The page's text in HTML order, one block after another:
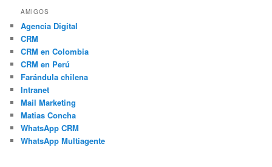
AMIGOS
Agencia Digital
CRM
CRM en Colombia
CRM en Perú
Farándula chilena
Intranet
Mail Marketing
Matias Concha
WhatsApp CRM
WhatsApp Multiagente